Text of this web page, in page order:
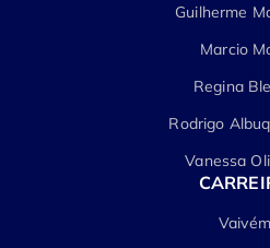
Guilherme
Marcio
Regina
Rodrigo
Vanessa
Vaivém